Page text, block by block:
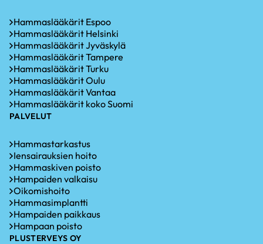
Hammaslääkärit Espoo
Hammaslääkärit Helsinki
Hammaslääkärit Jyväskylä
Hammaslääkärit Tampere
Hammaslääkärit Turku
Hammaslääkärit Oulu
Hammaslääkärit Vantaa
Hammaslääkärit koko Suomi
PALVELUT
Hammastarkastus
Iensairauksien hoito
Hammaskiven poisto
Hampaiden valkaisu
Oikomishoito
Hammasimplantti
Hampaiden paikkaus
Hampaan poisto
PLUSTERVEYS OY